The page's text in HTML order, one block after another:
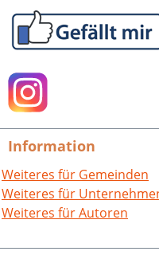
Information
Weiteres für Gemeinden
Weiteres für
Weiteres für Autoren